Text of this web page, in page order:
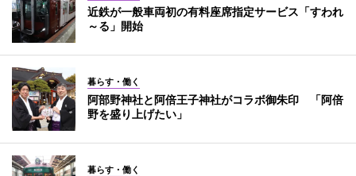
近鉄が一般車両初の有料座席指定サービス「すわれ
～る」開始
暮らす・働く
阿部野神社と阿倍王子神社がコラボ御朱印 「阿倍
野を盛り上げたい」
暮らす・働く